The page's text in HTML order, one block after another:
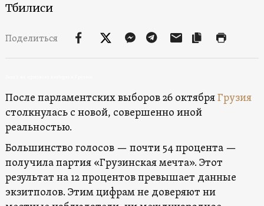
Тбилиси
Поделиться
После парламентских выборов 26 октябряГрузия
столкнулась с новой, совершенно иной
реальностью.
Большинство голосов — почти 54 процента —
получила партия «Грузинская мечта». Этот
результат на 12 процентов превышает данные
экзитполов. Этим цифрам не доверяют ни